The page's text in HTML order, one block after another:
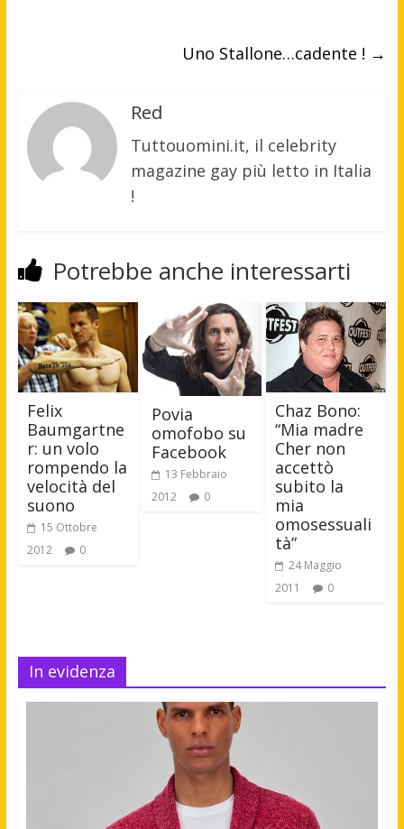
Uno Stallone…cadente ! →
Red
Tuttouomini.it, il celebrity
magazine gay più letto in Italia
!
Potrebbe anche interessarti
Felix
Baumgartne
r: un volo
rompendo la
velocità del
suono
15 Ottobre
2012
0
Povia
omofobo su
Facebook
13 Febbraio
2012
0
Chaz Bono:
“Mia madre
Cher non
accettò
subito la
mia
omosessuali
tà”
24 Maggio
2011
0
In evidenza